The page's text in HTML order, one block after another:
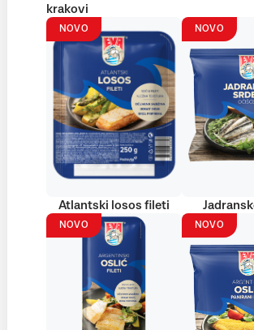
krakovi
NOVO
Atlantski losos fileti
NOVO
NOVO NOVO